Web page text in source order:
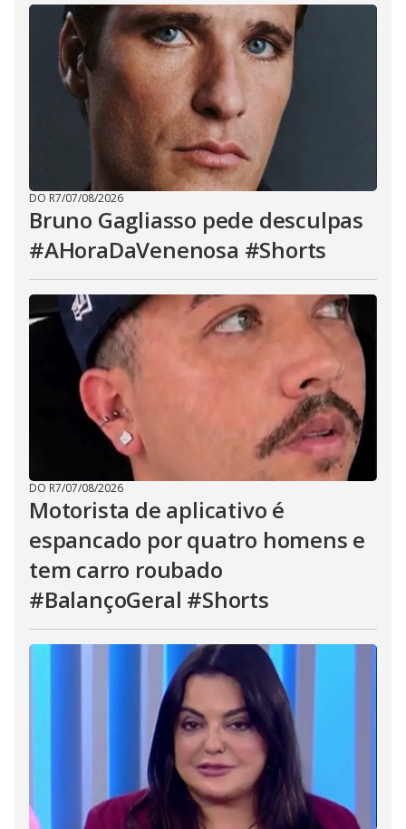
DO R7/07/08/2026
Bruno Gagliasso pede desculpas
#AHoraDaVenenosa #Shorts
DO R7/07/08/2026
Motorista de aplicativo é
espancado por quatro homens e
tem carro roubado
#BalançoGeral #Shorts